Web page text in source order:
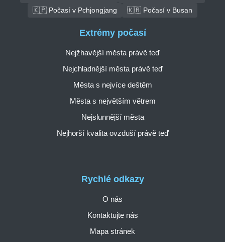
🇰🇵 Počasí v Pchjongjang
🇰🇷 Počasí v Busan
Rychlé odkazy
O nás
Kontaktujte nás
Mapa stránek
Extrémy počasí
Nejžhavější města právě teď
Nejchladnější města právě teď
Města s nejvíce deštěm
Města s největším větrem
Nejslunnější města
Nejhorší kvalita ovzduší právě teď